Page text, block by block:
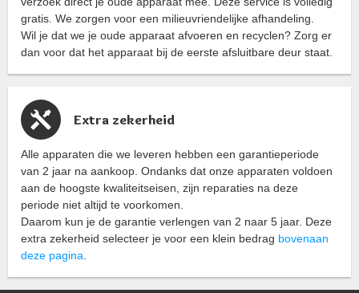
gratis. We zorgen voor een milieuvriendelijke afhandeling.
Wil je dat we je oude apparaat afvoeren en recyclen? Zorg er
dan voor dat het apparaat bij de eerste afsluitbare deur staat.
Extra zekerheid
Alle apparaten die we leveren hebben een garantieperiode
van 2 jaar na aankoop. Ondanks dat onze apparaten voldoen
aan de hoogste kwaliteitseisen, zijn reparaties na deze
periode niet altijd te voorkomen.
Daarom kun je de garantie verlengen van 2 naar 5 jaar. Deze
extra zekerheid selecteer je voor een klein bedrag bovenaan
deze pagina